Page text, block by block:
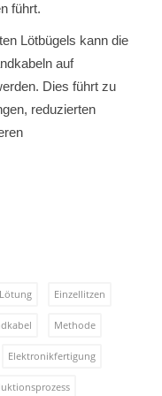
führt.
Lötbügels kann die
auf
Dies führt zu
reduzierten
Lötung Einzellitzen
Methode
Elektronikfertigung